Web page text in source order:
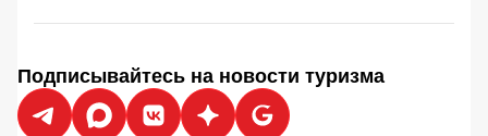
Подписывайтесь на новости туризма